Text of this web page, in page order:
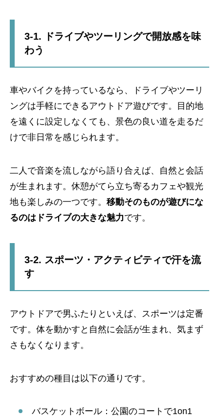
3-1. ドライブやツーリングで開放感を味
わう
車やバイクを持っているなら、ドライブやツーリ
ングは手軽にできるアウトドア遊びです。目的地
を遠くに設定しなくても、景色の良い道を走るだ
けで非日常を感じられます。
二人で音楽を流しながら語り合えば、自然と会話
が生まれます。休憩がてら立ち寄るカフェや観光
地も楽しみの一つです。 移動そのものが遊びにな
るのはドライブの大きな魅力です。
3-2. スポーツ・アクティビティで汗を流
す
アウトドアで男ふたりといえば、スポーツは定番
です。体を動かすと自然に会話が生まれ、気まず
さもなくなります。
おすすめの種目は以下の通りです。
バスケットボール：公園のコートで1on1